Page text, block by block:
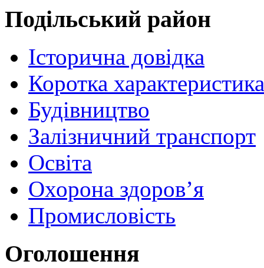
Подільський район
Історична довідка
Коротка характеристика
Будівництво
Залізничний транспорт
Освіта
Охорона здоров’я
Промисловість
Оголошення